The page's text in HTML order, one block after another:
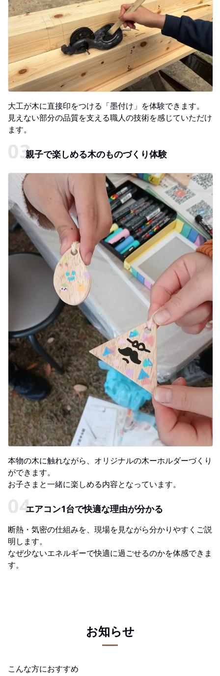
大工が木に直接印をつける「墨付け」を体験できます。
見えない部分の品質を支える職人の技術を感じていただけ
ます。
親子で楽しめる木のものづくり体験
本物の木に触れながら、オリジナルの木ーホルダーづくり
ができます。
お子さまと一緒に楽しめる内容となっています。
エアコン1台で快適な理由が分かる
断熱・気密の仕組みを、現場を見ながら分かりやすくご説
明します。
なぜ少ないエネルギーで快適に過ごせるのかを体感できま
す。
お知らせ
こんな方におすすめ